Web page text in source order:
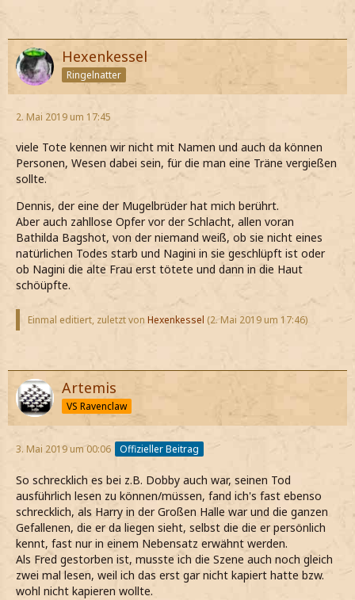
Hexenkessel
Ringelnatter
2. Mai 2019 um 17:45
viele Tote kennen wir nicht mit Namen und auch da können
Personen, Wesen dabei sein, für die man eine Träne vergießen
sollte.
Dennis, der eine der Mugelbrüder hat mich berührt.
Aber auch zahllose Opfer vor der Schlacht, allen voran
Bathilda Bagshot, von der niemand weiß, ob sie nicht eines
natürlichen Todes starb und Nagini in sie geschlüpft ist oder
ob Nagini die alte Frau erst tötete und dann in die Haut
schöüpfte.
Einmal editiert, zuletzt von Hexenkessel (2. Mai 2019 um 17:46)
Artemis
VS Ravenclaw
3. Mai 2019 um 00:06 Offizieller Beitrag
So schrecklich es bei z.B. Dobby auch war, seinen Tod
ausführlich lesen zu können/müssen, fand ich's fast ebenso
schrecklich, als Harry in der Großen Halle war und die ganzen
Gefallenen, die er da liegen sieht, selbst die die er persönlich
kennt, fast nur in einem Nebensatz erwähnt werden.
Als Fred gestorben ist, musste ich die Szene auch noch gleich
zwei mal lesen, weil ich das erst gar nicht kapiert hatte bzw.
wohl nicht kapieren wollte.